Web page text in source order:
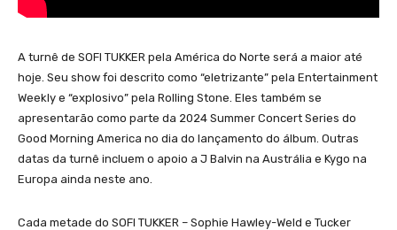
A turnê de SOFI TUKKER pela América do Norte será a maior até
hoje. Seu show foi descrito como “eletrizante” pela Entertainment
Weekly e “explosivo” pela Rolling Stone. Eles também se
apresentarão como parte da 2024 Summer Concert Series do
Good Morning America no dia do lançamento do álbum. Outras
datas da turnê incluem o apoio a J Balvin na Austrália e Kygo na
Europa ainda neste ano.
Cada metade do SOFI TUKKER – Sophie Hawley-Weld e Tucker